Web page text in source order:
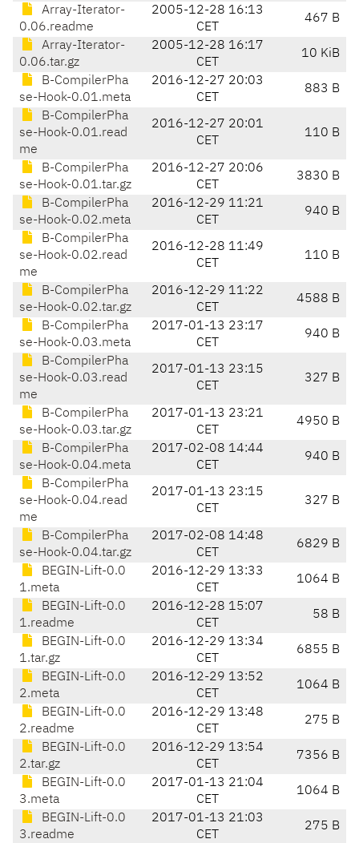
Array-Iterator-
0.06.readme
2005-12-28 16:13
CET
467 B
Array-Iterator-
0.06.tar.gz
2005-12-28 16:17
CET
10 KiB
B-CompilerPha
se-Hook-0.01.meta
2016-12-27 20:03
CET
883 B
B-CompilerPha
se-Hook-0.01.read
me
2016-12-27 20:01
CET
110 B
B-CompilerPha
se-Hook-0.01.tar.gz
2016-12-27 20:06
CET
3830 B
B-CompilerPha
se-Hook-0.02.meta
2016-12-29 11:21
CET
940 B
B-CompilerPha
se-Hook-0.02.read
me
2016-12-28 11:49
CET
110 B
B-CompilerPha
se-Hook-0.02.tar.gz
2016-12-29 11:22
CET
4588 B
B-CompilerPha
se-Hook-0.03.meta
2017-01-13 23:17
CET
940 B
B-CompilerPha
se-Hook-0.03.read
me
2017-01-13 23:15
CET
327 B
B-CompilerPha
se-Hook-0.03.tar.gz
2017-01-13 23:21
CET
4950 B
B-CompilerPha
se-Hook-0.04.meta
2017-02-08 14:44
CET
940 B
B-CompilerPha
se-Hook-0.04.read
me
2017-01-13 23:15
CET
327 B
B-CompilerPha
se-Hook-0.04.tar.gz
2017-02-08 14:48
CET
6829 B
BEGIN-Lift-0.0
1.meta
2016-12-29 13:33
CET
1064 B
BEGIN-Lift-0.0
1.readme
2016-12-28 15:07
CET
58 B
BEGIN-Lift-0.0
1.tar.gz
2016-12-29 13:34
CET
6855 B
BEGIN-Lift-0.0
2.meta
2016-12-29 13:52
CET
1064 B
BEGIN-Lift-0.0
2.readme
2016-12-29 13:48
CET
275 B
BEGIN-Lift-0.0
2.tar.gz
2016-12-29 13:54
CET
7356 B
BEGIN-Lift-0.0
3.meta
2017-01-13 21:04
CET
1064 B
BEGIN-Lift-0.0
3.readme
2017-01-13 21:03
CET
275 B